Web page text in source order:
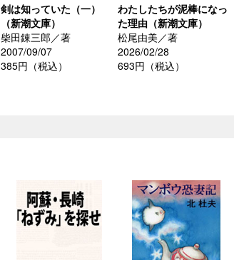
剣は知っていた（一）
（新潮文庫）
柴田錬三郎／著
2007/09/07
385円（税込）
わたしたちが泥棒になっ
た理由（新潮文庫）
松尾由美／著
2026/02/28
693円（税込）